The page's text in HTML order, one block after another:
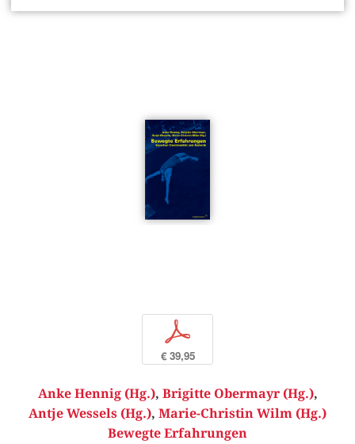
p
€ 39,95
Anke Hennig (Hg.), Brigitte Obermayr (Hg.),
Antje Wessels (Hg.), Marie-Christin Wilm (Hg.)
Bewegte Erfahrungen